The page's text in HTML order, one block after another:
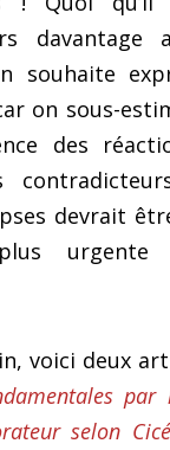
davantage
souhaite
on sous-
des
devrait
urgente
voici deux
par
selon